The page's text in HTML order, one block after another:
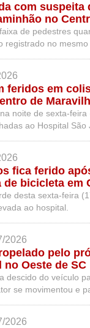
com suspeita
no
de pedestres
registrado no
feridos em
de
noite de sexta-
ao Hospital São
fica ferido
de bicicleta em
desta sexta-feira
ao hospital.
2026
pelo
Oeste de SC
descido do veículo
se movimentou e
2026